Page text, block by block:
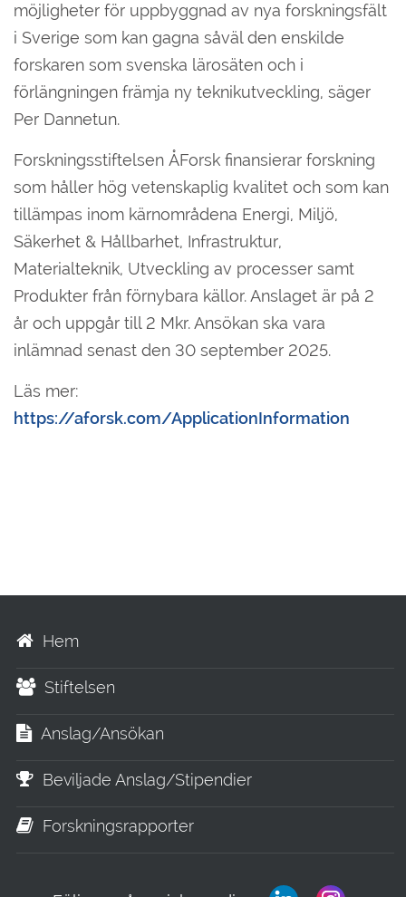
möjligheter för uppbyggnad av nya forskningsfält
i Sverige som kan gagna såväl den enskilde
forskaren som svenska lärosäten och i
förlängningen främja ny teknikutveckling, säger
Per Dannetun.
Forskningsstiftelsen ÅForsk finansierar forskning
som håller hög vetenskaplig kvalitet och som kan
tillämpas inom kärnområdena Energi, Miljö,
Säkerhet & Hållbarhet, Infrastruktur,
Materialteknik, Utveckling av processer samt
Produkter från förnybara källor. Anslaget är på 2
år och uppgår till 2 Mkr. Ansökan ska vara
inlämnad senast den 30 september 2025.
Läs mer:
https://aforsk.com/ApplicationInformation
Hem
Stiftelsen
Anslag/Ansökan
Beviljade Anslag/Stipendier
Forskningsrapporter